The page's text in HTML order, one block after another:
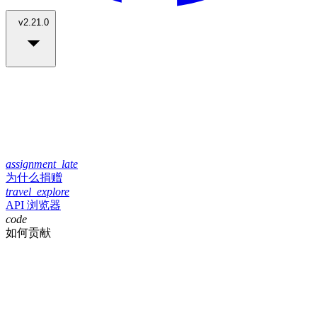
v2.21.0
assignment_late
为什么捐赠
travel_explore
API 浏览器
code
如何贡献